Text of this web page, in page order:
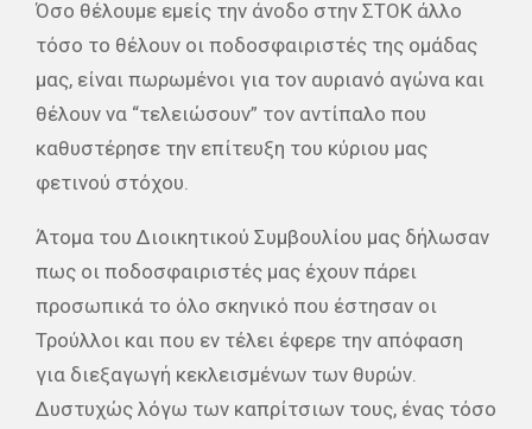
Όσο θέλουμε εμείς την άνοδο στην ΣΤΟΚ άλλο
τόσο το θέλουν οι ποδοσφαιριστές της ομάδας
μας, είναι πωρωμένοι για τον αυριανό αγώνα και
θέλουν να “τελειώσουν” τον αντίπαλο που
καθυστέρησε την επίτευξη του κύριου μας
φετινού στόχου.
Άτομα του Διοικητικού Συμβουλίου μας δήλωσαν
πως οι ποδοσφαιριστές μας έχουν πάρει
προσωπικά το όλο σκηνικό που έστησαν οι
Τρούλλοι και που εν τέλει έφερε την απόφαση
για διεξαγωγή κεκλεισμένων των θυρών.
Δυστυχώς λόγω των καπρίτσιων τους, ένας τόσο